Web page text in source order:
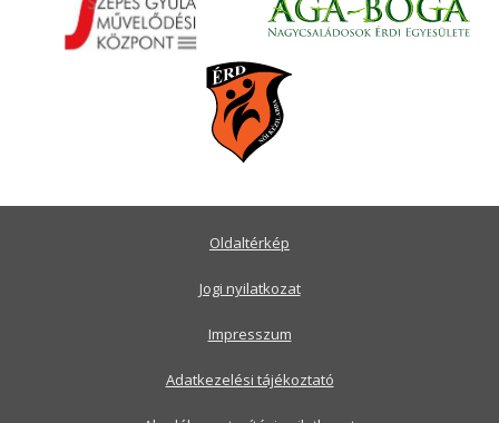
Oldaltérkép
Jogi nyilatkozat
Impresszum
Adatkezelési tájékoztató